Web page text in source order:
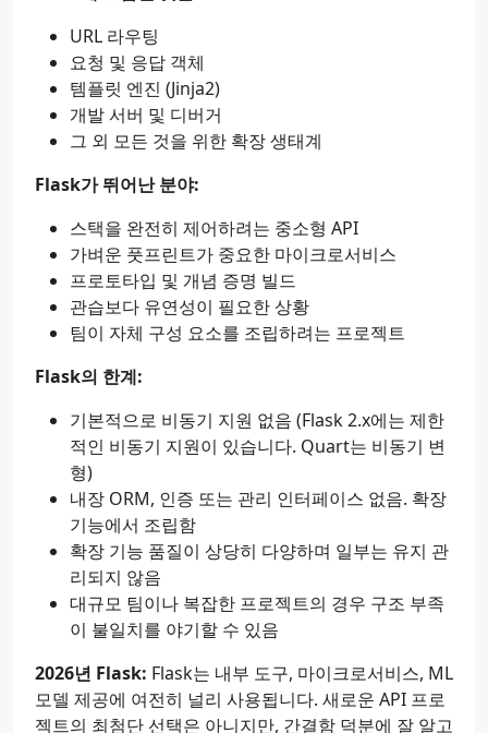
URL 라우팅
요청 및 응답 객체
템플릿 엔진 (Jinja2)
개발 서버 및 디버거
그 외 모든 것을 위한 확장 생태계
Flask가 뛰어난 분야:
스택을 완전히 제어하려는 중소형 API
가벼운 풋프린트가 중요한 마이크로서비스
프로토타입 및 개념 증명 빌드
관습보다 유연성이 필요한 상황
팀이 자체 구성 요소를 조립하려는 프로젝트
Flask의 한계:
기본적으로 비동기 지원 없음 (Flask 2.x에는 제한
적인 비동기 지원이 있습니다. Quart는 비동기 변
형)
내장 ORM, 인증 또는 관리 인터페이스 없음. 확장
기능에서 조립함
확장 기능 품질이 상당히 다양하며 일부는 유지 관
리되지 않음
대규모 팀이나 복잡한 프로젝트의 경우 구조 부족
이 불일치를 야기할 수 있음
2026년 Flask: Flask는 내부 도구, 마이크로서비스, ML
모델 제공에 여전히 널리 사용됩니다. 새로운 API 프로
젝트의 최첨단 선택은 아니지만, 간결함 덕분에 잘 알고